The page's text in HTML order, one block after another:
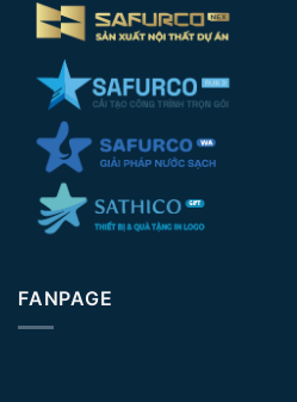
FANPAGE